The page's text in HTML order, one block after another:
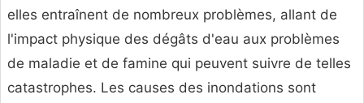
elles entraînent de nombreux problèmes, allant de
l'impact physique des dégâts d'eau aux problèmes
de maladie et de famine qui peuvent suivre de telles
catastrophes. Les causes des inondations sont